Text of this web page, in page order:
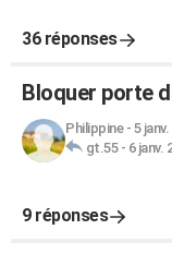
36 réponses
Bloquer porte
Philippine- 5
gt.55- 6 janv.
9 réponses